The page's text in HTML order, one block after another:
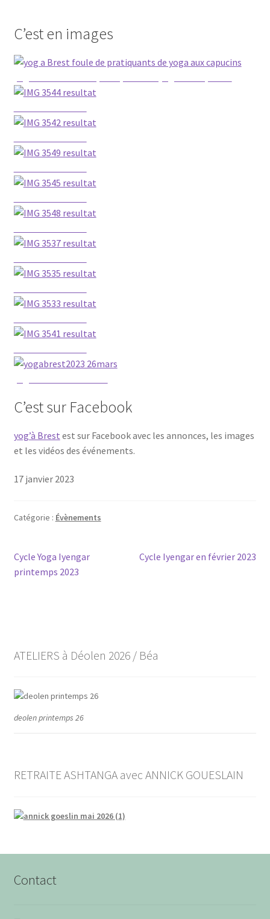
C’est en images
C’est sur Facebook
yog’à Brest est sur Face­book avec les annonces, les images
et les vidéos des événements.
17 janvier 2023
Catégorie : Évènements
Navigation
de
Article
précédent :
Cycle Yoga Iyengar
printemps 2023
Article
Cycle Iyengar en février 2023
ATELIERS à Déolen 2026 / Béa
deolen printemps 26
RETRAITE ASHTANGA avec ANNICK GOUESLAIN
Contact